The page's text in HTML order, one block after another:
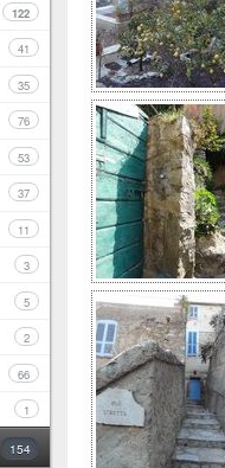
122
41
35
76
53
37
11
3
5
2
66
1
154